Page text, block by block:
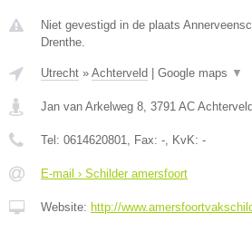
Niet gevestigd in de plaats
Drenthe.
Utrecht » Achterveld Google maps ▼
Jan van Arkelweg 8, 3791 AC Achterveld
Tel: 0614620801, Fax: -, KvK: -
E-mail › Schilder amersfoort
Website: http://